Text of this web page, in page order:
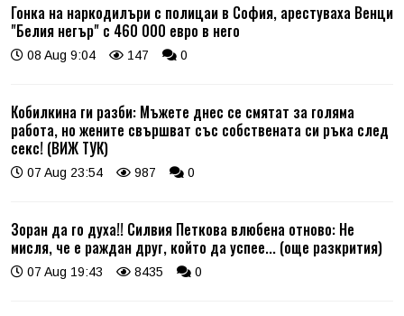
Гонка на наркодилъри с полицаи в София, арестуваха Венци
"Белия негър" с 460 000 евро в него
08 Aug 9:04 147 0
Кобилкина ги разби: Мъжете днес се смятат за голяма
работа, но жените свършват със собствената си ръка след
секс! (ВИЖ ТУК)
07 Aug 23:54 987 0
Зоран да го духа!! Силвия Петкова влюбена отново: Не
мисля, че е раждан друг, който да успее... (още разкрития)
07 Aug 19:43 8435 0